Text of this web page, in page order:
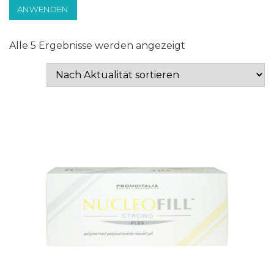
ANWENDEN
Alle 5 Ergebnisse werden angezeigt